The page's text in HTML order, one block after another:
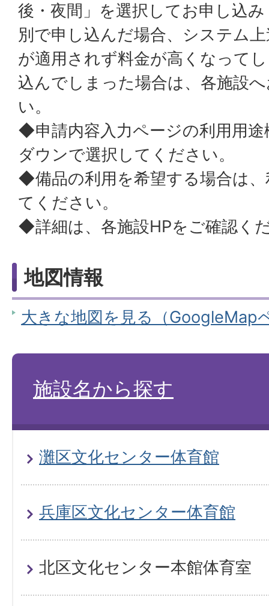
後・夜間」を選択してお申し込
別で申し込んだ場合、システム
が適用されず料金が高くなって
込んでしまった場合は、各施設
い。
◆申請内容入力ページの利用用
ダウンで選択してください。
◆備品の利用を希望する場合は
てください。
◆詳細は、各施設HPをご確認く
地図情報
大きな地図を見る（GoogleMap
施設名から探す
灘区文化センター体育館
兵庫区文化センター体育館
北区文化センター本館体育室